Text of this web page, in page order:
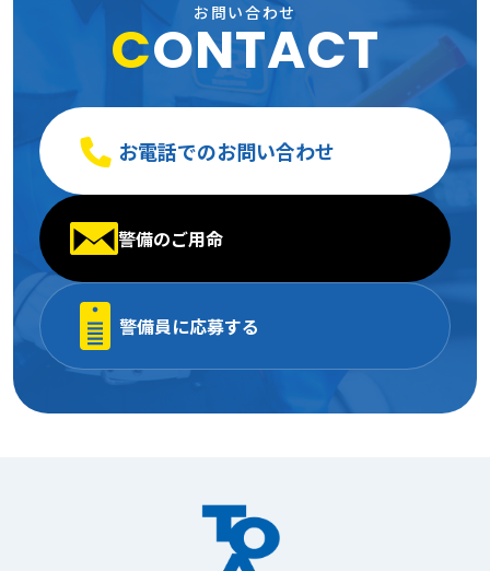
2005年1月
お問い合わせ
CONTACT
お電話でのお問い合わせ
警備のご用命
警備員に応募する